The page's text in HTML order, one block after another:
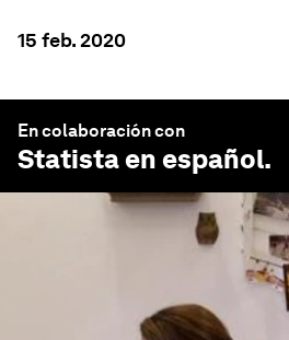
15 feb. 2020
En colaboración con
Statista en español.